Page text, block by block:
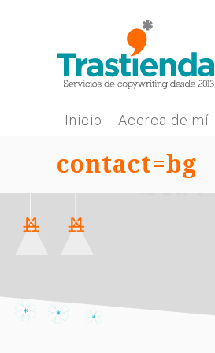
Inicio Acerca de mí
contact=bg